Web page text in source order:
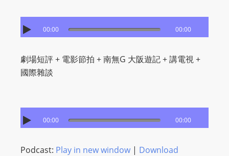
00:00 00:00
劇場短評 + 電影節拍 + 南無G 大阪遊記 + 講電視 +
國際雜談
00:00 00:00
Podcast: Play in new window| Download